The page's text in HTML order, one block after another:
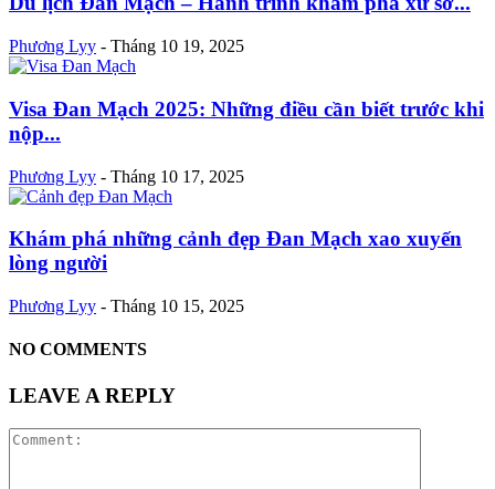
Phương Lyy - Tháng 10 19, 2025
Visa Đan Mạch 2025: Những điều cần biết trước khi
nộp...
Phương Lyy - Tháng 10 17, 2025
Khám phá những cảnh đẹp Đan Mạch xao xuyến
lòng người
Phương Lyy - Tháng 10 15, 2025
NO COMMENTS
LEAVE A REPLY